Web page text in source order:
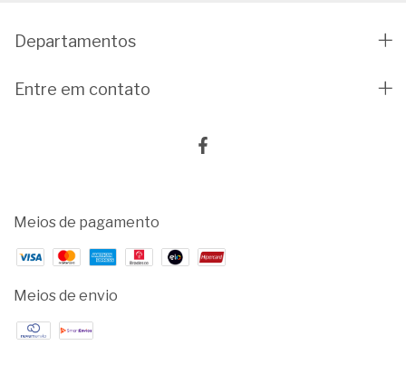
Departamentos
Entre em contato
Meios de pagamento
Meios de envio